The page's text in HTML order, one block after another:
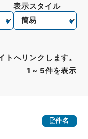
1 ~ 5件を表示
表示スタイル
トへリンクします。
件名